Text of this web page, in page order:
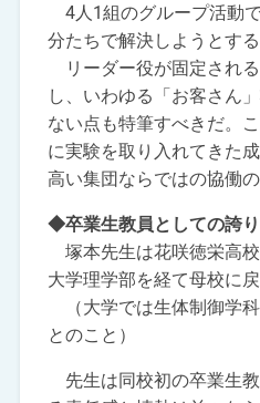
4人1組のグループ活動
分たちで解決しようとす
リーダー役が固定され
し、いわゆる「お客さん
ない点も特筆すべきだ。
に実験を取り入れてきた
高い集団ならではの協働の
◆卒業生教員としての誇
塚本先生は花咲徳栄高
大学理学部を経て母校に戻
（大学では生体制御学
とのこと）
先生は同校初の卒業生